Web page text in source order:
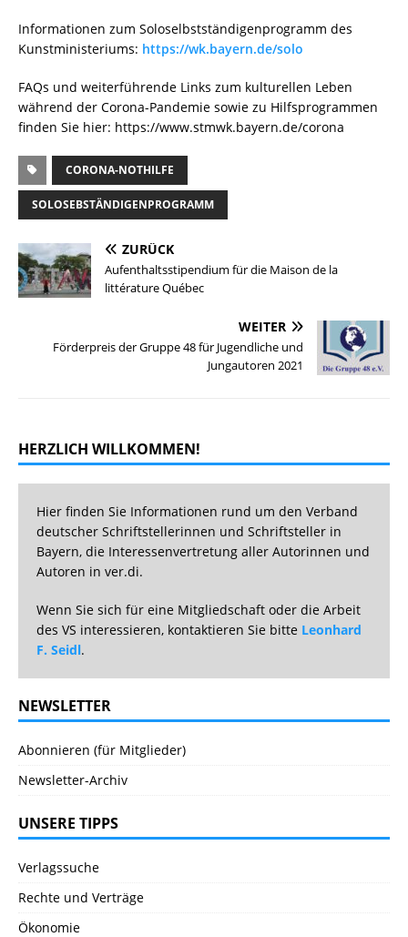
Informationen zum Soloselbstständigenprogramm des
Kunstministeriums: https://wk.bayern.de/solo
FAQs und weiterführende Links zum kulturellen Leben
während der Corona-Pandemie sowie zu Hilfsprogrammen
finden Sie hier: https://www.stmwk.bayern.de/corona
CORONA-NOTHILFE
SOLOSEBSTÄNDIGENPROGRAMM
ZURÜCK
Aufenthaltsstipendium für die Maison de la
littérature Québec
WEITER
Förderpreis der Gruppe 48 für Jugendliche und
Jungautoren 2021
HERZLICH WILLKOMMEN!
Hier finden Sie Informationen rund um den Verband
deutscher Schriftstellerinnen und Schriftsteller in
Bayern, die Interessenvertretung aller Autorinnen und
Autoren in ver.di.
Wenn Sie sich für eine Mitgliedschaft oder die Arbeit
des VS interessieren, kontaktieren Sie bitte Leonhard
F. Seidl.
NEWSLETTER
Abonnieren (für Mitglieder)
Newsletter-Archiv
UNSERE TIPPS
Verlagssuche
Rechte und Verträge
Ökonomie